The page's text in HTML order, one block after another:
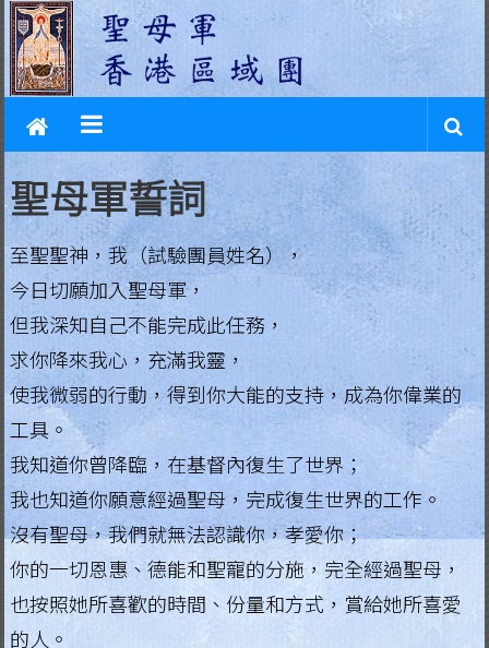
Skip
to
content
L
e
g
i
o
n
o
f
M
a
r
y
.
H
o
聖母軍誓詞
至聖聖神，我（試驗團員姓名），
今日切願加入聖母軍，
但我深知自己不能完成此任務，
求你降來我心，充滿我靈，
使我微弱的行動，得到你大能的支持，成為你偉業的
工具。
我知道你曾降臨，在基督內復生了世界；
我也知道你願意經過聖母，完成復生世界的工作。
沒有聖母，我們就無法認識你，孝愛你；
你的一切恩惠、德能和聖寵的分施，完全經過聖母，
也按照她所喜歡的時間、份量和方式，賞給她所喜愛
的人。